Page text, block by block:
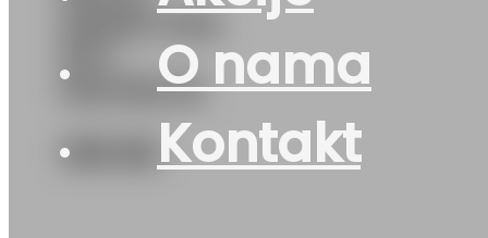
O nama
Kontakt
MICHELIN
395